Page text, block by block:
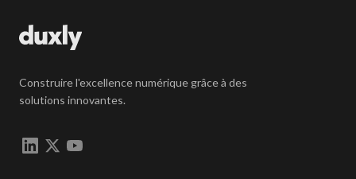
Construire l'excellence numérique grâce à des
solutions innovantes.